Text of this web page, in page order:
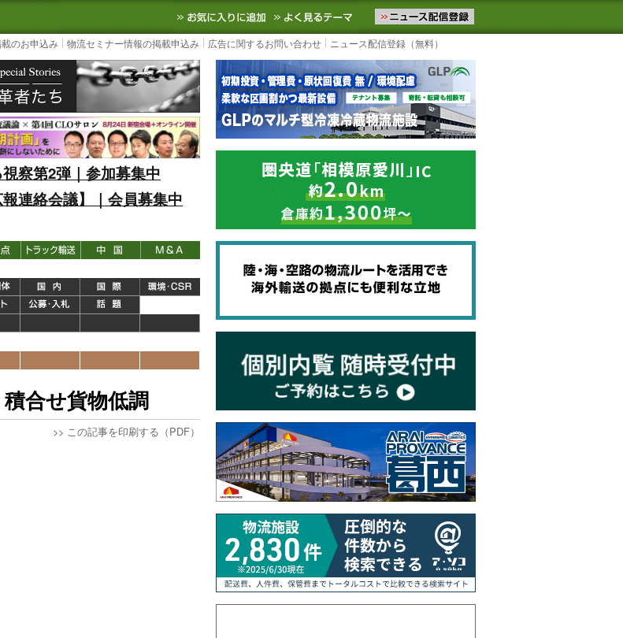
物流ニュースサイト
3PL, SCMなど国内外の最新の物流ニュースをお届けします。物流ニュースメール配信を登録す
お気に入りに追加 よく見るテーマ
のお申込み 物流セミナー情報の掲載申込み 広告に関するお問い合わせ ニュース配信登録（無料）
察第2弾｜参加募集中
連絡会議】｜会員募集中
合せ貨物低調
>> この記事を印刷する（PDF）